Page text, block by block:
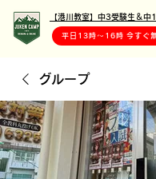
平日13時〜16時 今すぐ
【港川教室】中3受験生＆中
グループ